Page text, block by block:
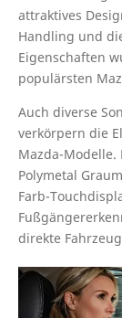
attraktives
Handling und
Eigenschaften
populärsten
Auch diverse
verkörpern die
Mazda-
Polymetal
Farb-
direkte